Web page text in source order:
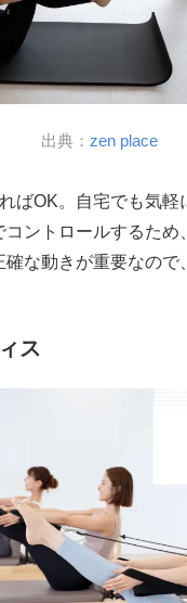
出典： zen place
ばOK。自宅でも気軽
コントロールするため
確な動きが重要なので
ス